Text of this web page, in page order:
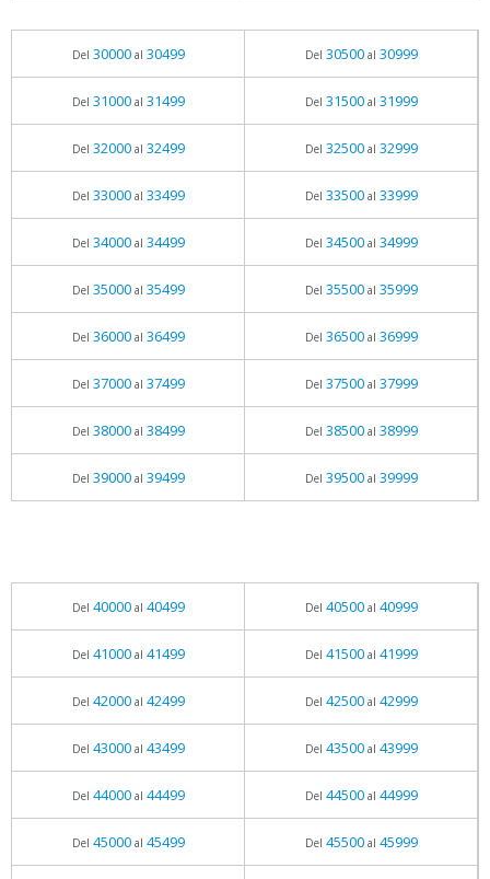
Del 30000al 30499 Del 30500al 30999
Del 31000al 31499 Del 31500al 31999
Del 32000al 32499 Del 32500al 32999
Del 33000al 33499 Del 33500al 33999
Del 34000al 34499 Del 34500al 34999
Del 35000al 35499 Del 35500al 35999
Del 36000al 36499 Del 36500al 36999
Del 37000al 37499 Del 37500al 37999
Del 38000al 38499 Del 38500al 38999
Del 39000al 39499 Del 39500al 39999
Del 40000al 40499 Del 40500al 40999
Del 41000al 41499 Del 41500al 41999
Del 42000al 42499 Del 42500al 42999
Del 43000al 43499 Del 43500al 43999
Del 44000al 44499 Del 44500al 44999
Del 45000al 45499 Del 45500al 45999